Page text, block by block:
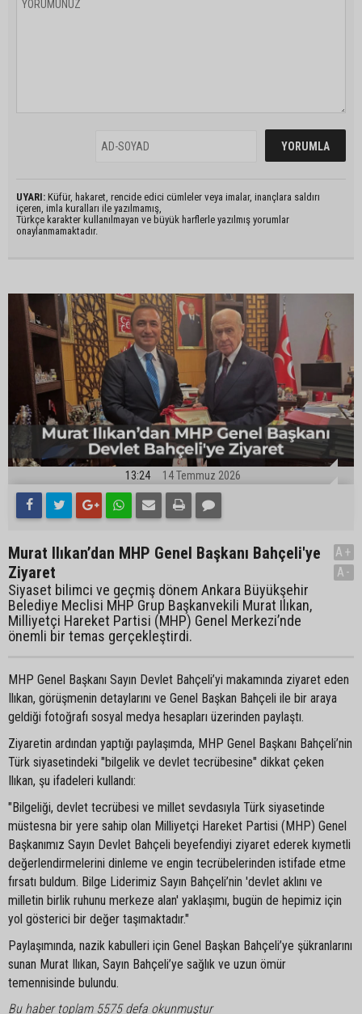
UYARI: Küfür, hakaret, rencide edici cümleler veya imalar, inançlara saldırı
içeren, imla kuralları ile yazılmamış,
Türkçe karakter kullanılmayan ve büyük harflerle yazılmış yorumlar
onaylanmamaktadır.
13:24 14 Temmuz 2026
Murat Ilıkan’dan MHP Genel Başkanı Bahçeli'ye
Ziyaret
Siyaset bilimci ve geçmiş dönem Ankara Büyükşehir
Belediye Meclisi MHP Grup Başkanvekili Murat Ilıkan,
Milliyetçi Hareket Partisi (MHP) Genel Merkezi’nde
önemli bir temas gerçekleştirdi.
A+
A-
MHP Genel Başkanı Sayın Devlet Bahçeli’yi makamında ziyaret eden
Ilıkan, görüşmenin detaylarını ve Genel Başkan Bahçeli ile bir araya
geldiği fotoğrafı sosyal medya hesapları üzerinden paylaştı.
Ziyaretin ardından yaptığı paylaşımda, MHP Genel Başkanı Bahçeli’nin
Türk siyasetindeki "bilgelik ve devlet tecrübesine" dikkat çeken
Ilıkan, şu ifadeleri kullandı:
"Bilgeliği, devlet tecrübesi ve millet sevdasıyla Türk siyasetinde
müstesna bir yere sahip olan Milliyetçi Hareket Partisi (MHP) Genel
Başkanımız Sayın Devlet Bahçeli beyefendiyi ziyaret ederek kıymetli
değerlendirmelerini dinleme ve engin tecrübelerinden istifade etme
fırsatı buldum. Bilge Liderimiz Sayın Bahçeli’nin 'devlet aklını ve
milletin birlik ruhunu merkeze alan' yaklaşımı, bugün de hepimiz için
yol gösterici bir değer taşımaktadır."
Paylaşımında, nazik kabulleri için Genel Başkan Bahçeli’ye şükranlarını
sunan Murat Ilıkan, Sayın Bahçeli’ye sağlık ve uzun ömür
temennisinde bulundu.
Bu haber toplam 5575 defa okunmuştur